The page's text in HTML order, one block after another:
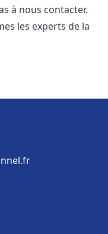
à nous contacter.
les experts de la